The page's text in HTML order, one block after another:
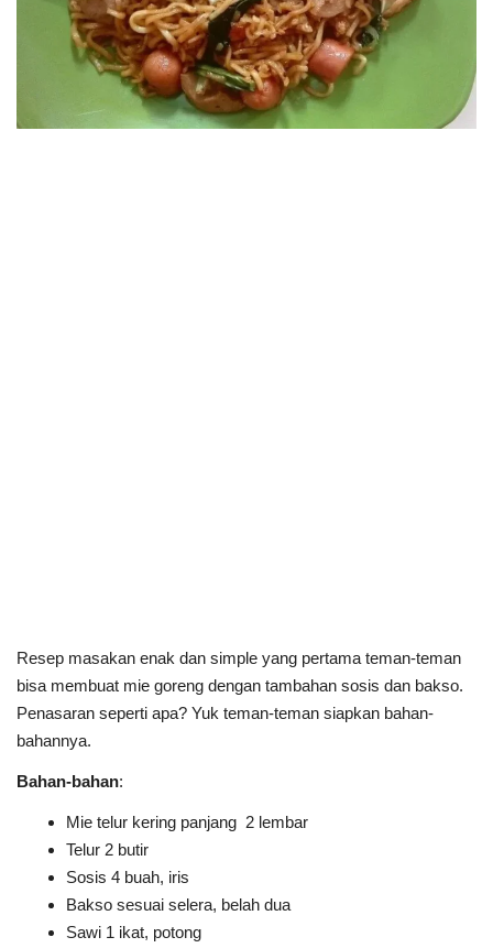
Resep masakan enak dan simple yang pertama teman-teman
bisa membuat mie goreng dengan tambahan sosis dan bakso.
Penasaran seperti apa? Yuk teman-teman siapkan bahan-
bahannya.
Bahan-bahan:
Mie telur kering panjang 2 lembar
Telur 2 butir
Sosis 4 buah, iris
Bakso sesuai selera, belah dua
Sawi 1 ikat, potong